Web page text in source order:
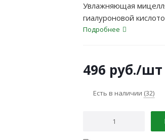
Увлажняющая
гиалуроновой
бережно очищает
Подробнее
496 руб./шт
Есть в наличии (32)